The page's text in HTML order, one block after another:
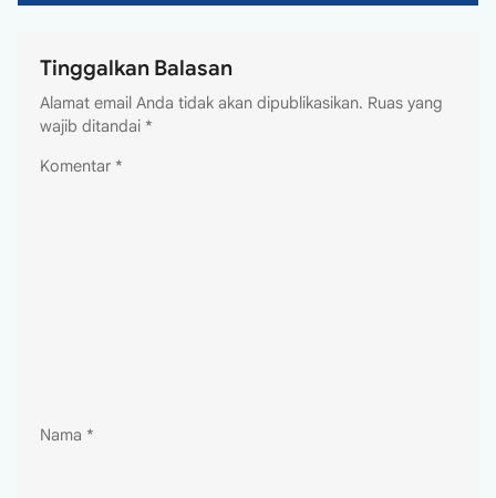
Tinggalkan Balasan
Alamat email Anda tidak akan dipublikasikan. Ruas yang
wajib ditandai *
Komentar *
Nama *